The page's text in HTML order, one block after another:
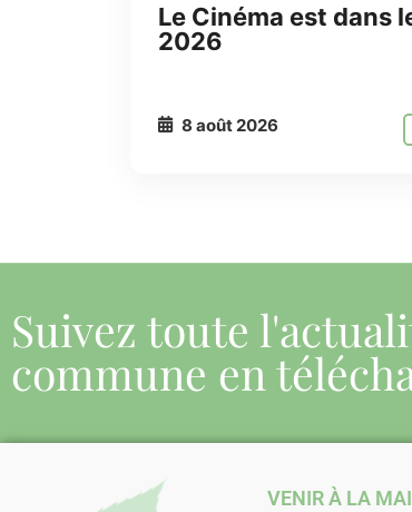
Le Cinéma est dans
2026
8 août 2026
Suivez toute
commune en
VENIR À LA